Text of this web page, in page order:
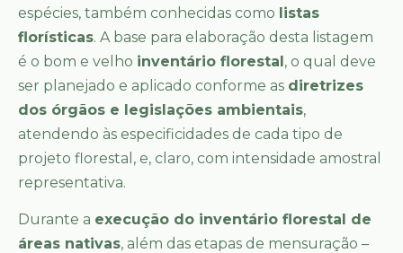
espécies, também conhecidas como listas
florísticas. A base para elaboração desta listagem
é o bom e velho inventário florestal, o qual deve
ser planejado e aplicado conforme as diretrizes
dos órgãos e legislações ambientais,
atendendo às especificidades de cada tipo de
projeto florestal, e, claro, com intensidade amostral
representativa.
Durante a execução do inventário florestal de
áreas nativas, além das etapas de mensuração –